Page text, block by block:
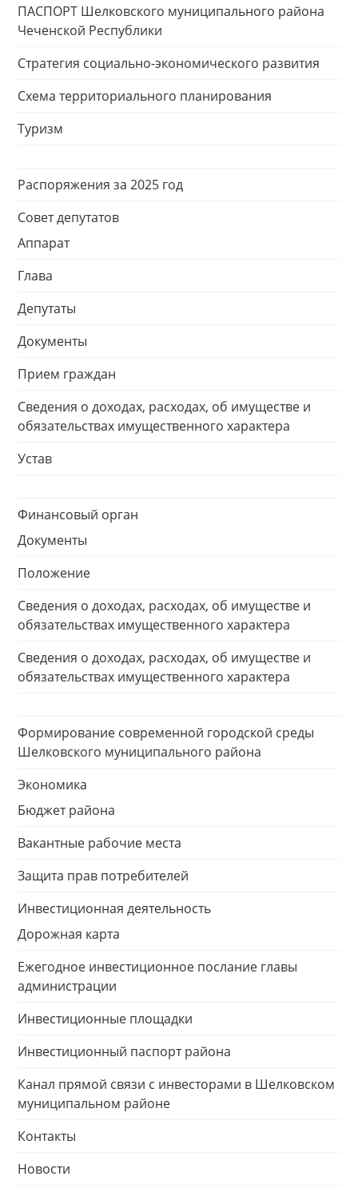
ПАСПОРТ Шелковского муниципального района
Чеченской Республики
Стратегия социально-экономического развития
Схема территориального планирования
Туризм
Распоряжения за 2025 год
Совет депутатов
Аппарат
Глава
Депутаты
Документы
Прием граждан
Сведения о доходах, расходах, об имуществе и
обязательствах имущественного характера
Устав
Финансовый орган
Документы
Положение
Сведения о доходах, расходах, об имуществе и
обязательствах имущественного характера
Сведения о доходах, расходах, об имуществе и
обязательствах имущественного характера
Формирование современной городской среды
Шелковского муниципального района
Экономика
Бюджет района
Вакантные рабочие места
Защита прав потребителей
Инвестиционная деятельность
Дорожная карта
Ежегодное инвестиционное послание главы
администрации
Инвестиционные площадки
Инвестиционный паспорт района
Канал прямой связи с инвесторами в Шелковском
муниципальном районе
Контакты
Новости